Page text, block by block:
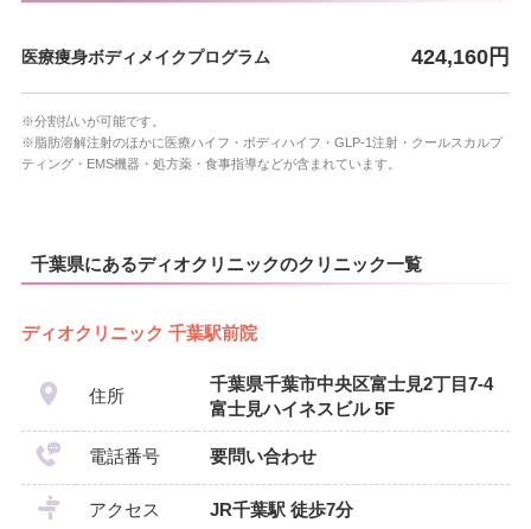
医療痩身ボディメイクプログラム 424,160円
※分割払いが可能です。
※脂肪溶解注射のほかに医療ハイフ・ボディハイフ・GLP-1注射・クールスカルプ
ティング・EMS機器・処方薬・食事指導などが含まれています。
千葉県にあるディオクリニックのクリニック一覧
ディオクリニック 千葉駅前院
住所
千葉県千葉市中央区富士見2丁目7-4
富士見ハイネスビル 5F
電話番号 要問い合わせ
アクセス JR千葉駅 徒歩7分